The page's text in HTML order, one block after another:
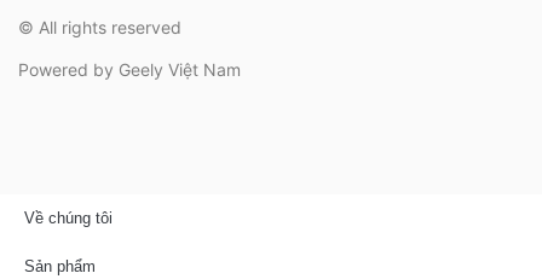
© All rights reserved
Powered by Geely Việt Nam
Về chúng tôi
Sản phẩm